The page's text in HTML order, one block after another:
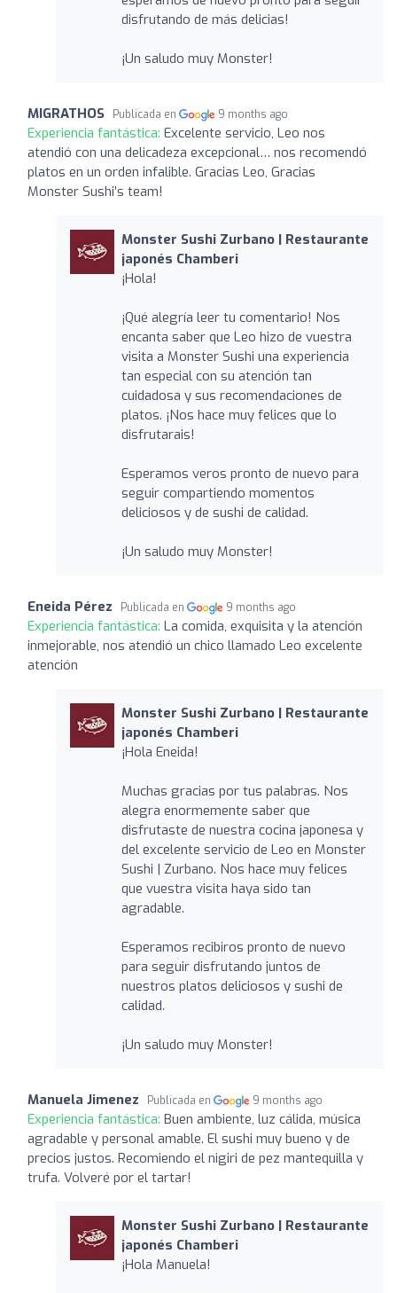
disfrutando de más delicias!
¡Un saludo muy Monster!
MIGRATHOS Publicada en 9 months ago
Experiencia fantástica: Excelente servicio, Leo nos
atendió con una delicadeza excepcional… nos recomendó
platos en un orden infalible. Gracias Leo, Gracias
Monster Sushi’s team!
Monster Sushi Zurbano | Restaurante
japonés Chamberi
¡Hola!
¡Qué alegría leer tu comentario! Nos
encanta saber que Leo hizo de vuestra
visita a Monster Sushi una experiencia
tan especial con su atención tan
cuidadosa y sus recomendaciones de
platos. ¡Nos hace muy felices que lo
disfrutarais!
Esperamos veros pronto de nuevo para
seguir compartiendo momentos
deliciosos y de sushi de calidad.
¡Un saludo muy Monster!
Eneida Pérez Publicada en 9 months ago
Experiencia fantástica: La comida, exquisita y la atención
inmejorable, nos atendió un chico llamado Leo excelente
atención
Monster Sushi Zurbano | Restaurante
japonés Chamberi
¡Hola Eneida!
Muchas gracias por tus palabras. Nos
alegra enormemente saber que
disfrutaste de nuestra cocina japonesa y
del excelente servicio de Leo en Monster
Sushi | Zurbano. Nos hace muy felices
que vuestra visita haya sido tan
agradable.
Esperamos recibiros pronto de nuevo
para seguir disfrutando juntos de
nuestros platos deliciosos y sushi de
calidad.
¡Un saludo muy Monster!
Manuela Jimenez Publicada en 9 months ago
Experiencia fantástica: Buen ambiente, luz cálida, música
agradable y personal amable. El sushi muy bueno y de
precios justos. Recomiendo el nigiri de pez mantequilla y
trufa. Volveré por el tartar!
Monster Sushi Zurbano | Restaurante
japonés Chamberi
¡Hola Manuela!